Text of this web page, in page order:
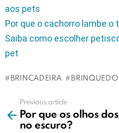
aos pets
Por que o cachorro lambe o
Saiba como escolher
pet
BRINCADEIRA BRINQUEDO
more
Previous article
Por que os olhos
no escuro?